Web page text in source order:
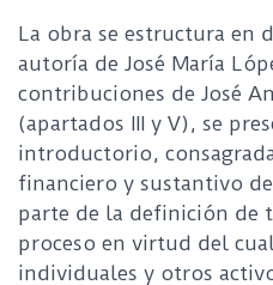
La obra se estructura en
autoría de José María
contribuciones de José
(apartados III y V), se
introductorio,
financiero y sustantivo
parte de la definición de
proceso en virtud del
individuales y otros